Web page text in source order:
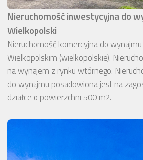
Nieruchomość inwestycyjna do
Wielkopolski
Nieruchomość komercyjna do
Wielkopolskim (wielkopolskie).
na wynajem z rynku wtórnego.
do wynajmu posadowiona jest na
działce o powierzchni 500 m2.